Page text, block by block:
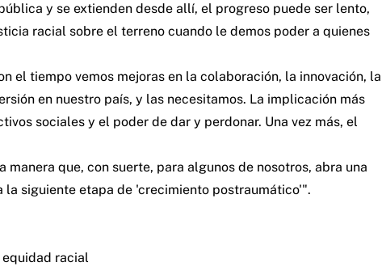
y se extienden desde allí, el progreso puede ser lento,
racial sobre el terreno cuando le demos poder a quienes
el tiempo vemos mejoras en la colaboración, la innovación, la
en nuestro país, y las necesitamos. La implicación más
sociales y el poder de dar y perdonar. Una vez más, el
que, con suerte, para algunos de nosotros, abra una
siguiente etapa de 'crecimiento postraumático'".
racial